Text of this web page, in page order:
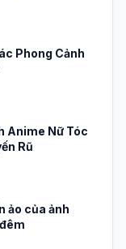
Phong Cảnh
Anime Nữ Tóc
Rũ
ảo của ảnh